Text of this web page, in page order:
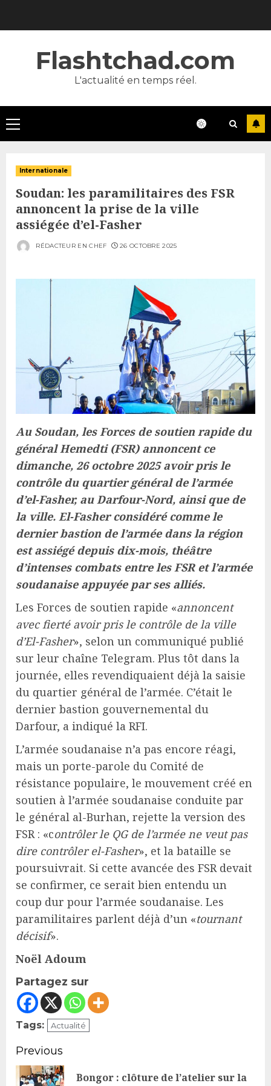
Flashtchad.com
L'actualité en temps réel.
Primary
Menu
Internationale
Soudan: les paramilitaires des FSR
annoncent la prise de la ville
assiégée d’el-Fasher
RÉDACTEUR EN CHEF 26 OCTOBRE 2025
Au Soudan, les Forces de soutien rapide du
général Hemedti (FSR) annoncent ce
dimanche, 26 octobre 2025 avoir pris le
contrôle du quartier général de l’armée
d’el-Fasher, au Darfour-Nord, ainsi que de
la ville. El-Fasher considéré comme le
dernier bastion de l’armée dans la région
est assiégé depuis dix-mois, théâtre
d’intenses combats entre les FSR et l’armée
soudanaise appuyée par ses alliés.
Les Forces de soutien rapide «annoncent
avec fierté avoir pris le contrôle de la ville
d’El-Fasher», selon un communiqué publié
sur leur chaîne Telegram. Plus tôt dans la
journée, elles revendiquaient déjà la saisie
du quartier général de l’armée. C’était le
dernier bastion gouvernemental du
Darfour, a indiqué la RFI.
L’armée soudanaise n’a pas encore réagi,
mais un porte-parole du Comité de
résistance populaire, le mouvement créé en
soutien à l’armée soudanaise conduite par
le général al-Burhan, rejette la version des
FSR : «contrôler le QG de l’armée ne veut pas
dire contrôler el-Fasher», et la bataille se
poursuivrait. Si cette avancée des FSR devait
se confirmer, ce serait bien entendu un
coup dur pour l’armée soudanaise. Les
paramilitaires parlent déjà d’un «tournant
décisif».
Noël Adoum
Partagez sur
Tags: Actualité
Continue
Reading
Previous
Bongor : clôture de l’atelier sur la